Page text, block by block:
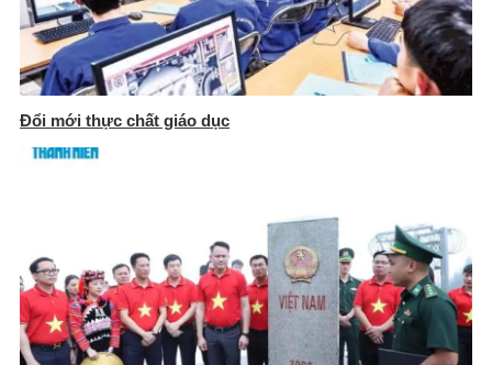
Đổi mới thực chất giáo dục